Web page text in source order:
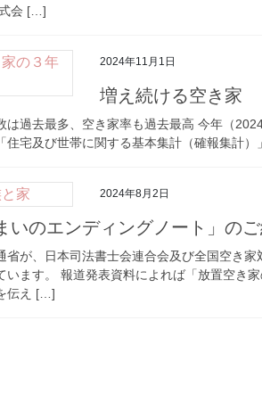
会 […]
2024年11月1日
増え続ける空き家
は過去最多、空き家率も過去最高 今年（
住宅及び世帯に関する基本集計（確報集計
2024年8月2日
いのエンディングノート」の
省が、日本司法書士会連合会及び全国空き
います。 報道発表資料によれば「放置空き
伝え […]